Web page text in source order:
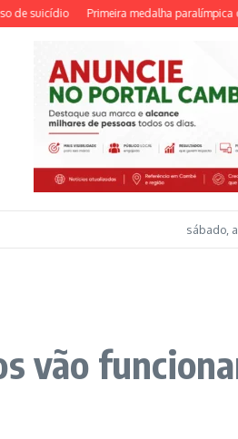
Primeira medalha paralímpica do
sábado,
vão